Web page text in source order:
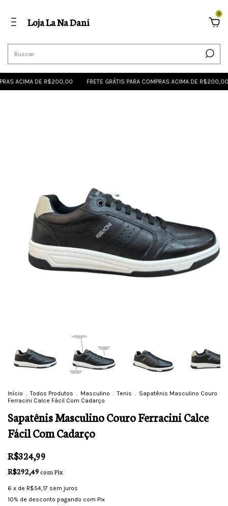
Loja La Na Dani
0
ACIMA DE R$200,00 FRETE GRÁTIS PARA COMPRAS ACIMA DE R$200,00
Início . Todos Produtos . Masculino . Tenis . Sapatênis Masculino Couro
Ferracini Calce Fácil Com Cadarço
Sapatênis Masculino Couro Ferracini Calce
Fácil Com Cadarço
R$324,99
R$292,49comPix
6 x de R$54,17 sem juros
10% de desconto pagando com Pix